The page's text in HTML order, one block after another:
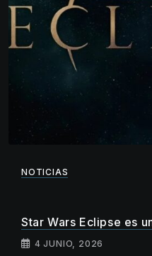
NOTICIAS
Star Wars Eclipse es
4 JUNIO, 2026